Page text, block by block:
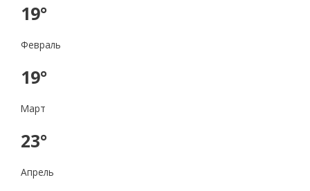
19°
Февраль
19°
Март
23°
Апрель